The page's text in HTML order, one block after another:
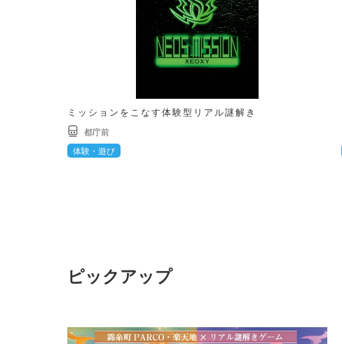
ミッションをこなす体験型リアル謎解き
都庁前
体験・遊び
ピックアップ